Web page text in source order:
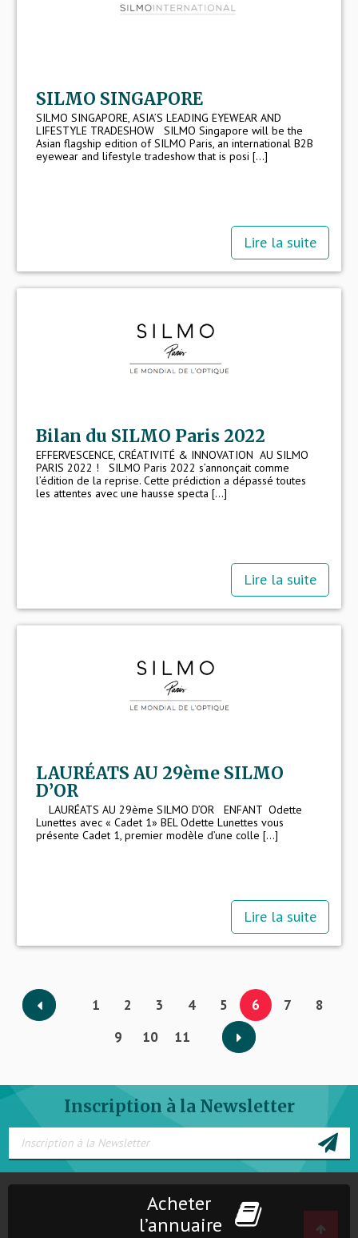
SILMO SINGAPORE
SILMO SINGAPORE, ASIA’S LEADING EYEWEAR AND
LIFESTYLE TRADESHOW SILMO Singapore will be the
Asian flagship edition of SILMO Paris, an international B2B
eyewear and lifestyle tradeshow that is posi [...]
Lire la suite
Bilan du SILMO Paris 2022
EFFERVESCENCE, CRÉATIVITÉ & INNOVATION AU SILMO
PARIS 2022 ! SILMO Paris 2022 s’annonçait comme
l’édition de la reprise. Cette prédiction a dépassé toutes
les attentes avec une hausse specta [...]
Lire la suite
LAURÉATS AU 29ème SILMO
D’OR
LAURÉATS AU 29ème SILMO D’OR ENFANT Odette
Lunettes avec « Cadet 1» BEL Odette Lunettes vous
présente Cadet 1, premier modèle d’une colle [...]
Lire la suite
1 2 3 4 5 6 7
8
9
10 11
Inscription à la Newsletter
Acheter
l’annuaire